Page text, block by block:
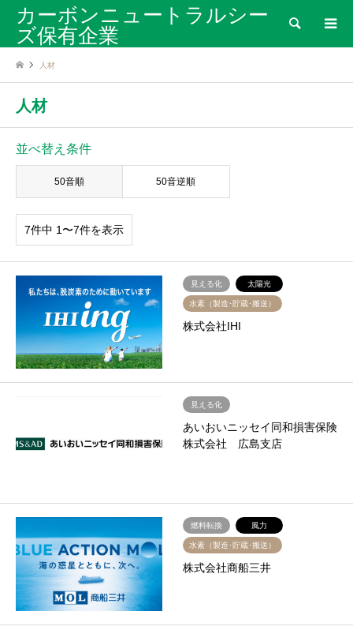
カーボンニュートラルシー
ズ保有企業
検索
人材
人材
並べ替え条件
50音順 50音逆順
7件中 1〜7件を表示
見える化 太陽光
水素（製造･貯蔵･搬送）
株式会社IHI
見える化
あいおいニッセイ同和損害保険
株式会社 広島支店
燃料転換 風力
水素（製造･貯蔵･搬送）
株式会社商船三井